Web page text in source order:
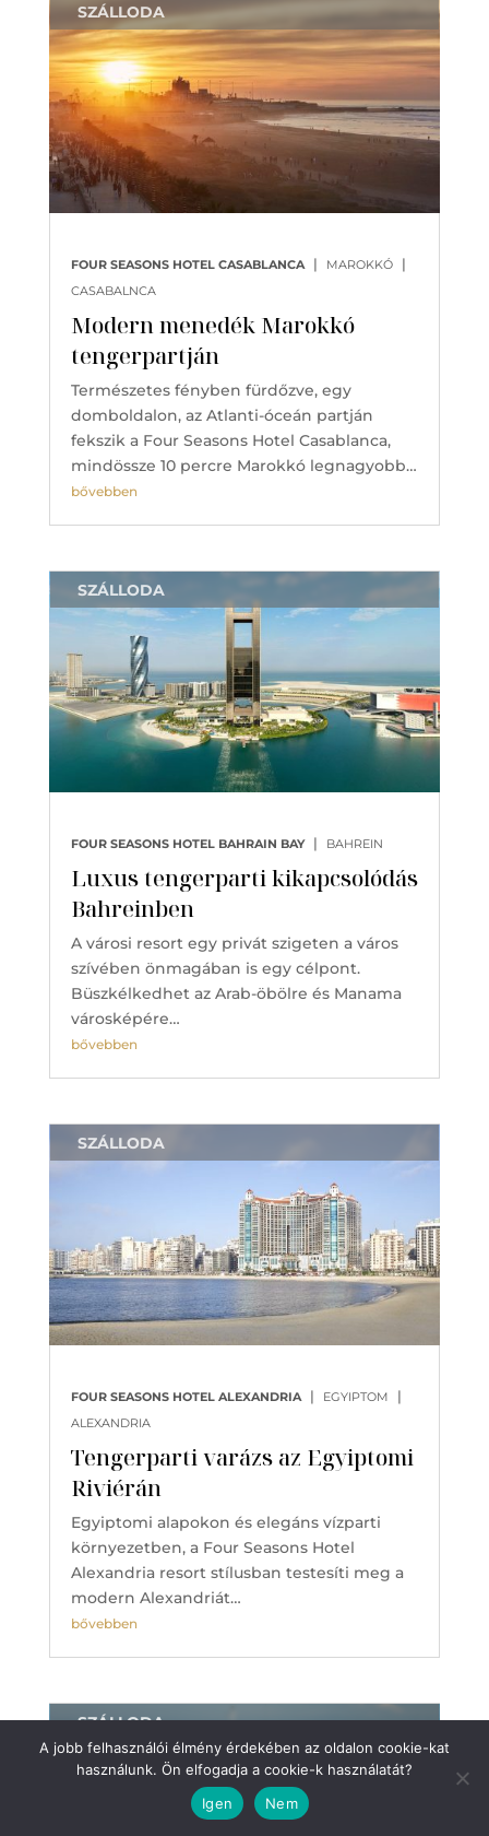
Modern menedék Marokkó
tengerpartján
FOUR SEASONS HOTEL CASABLANCA | MAROKKÓ |
CASABALNCA
SZÁLLODA
Természetes fényben fürdőzve, egy
domboldalon, az Atlanti-óceán partján
fekszik a Four Seasons Hotel Casablanca,
mindössze 10 percre Marokkó legnagyobb…
bővebben
Luxus tengerparti kikapcsolódás
Bahreinben
FOUR SEASONS HOTEL BAHRAIN BAY | BAHREIN
SZÁLLODA
A városi resort egy privát szigeten a város
szívében önmagában is egy célpont.
Büszkélkedhet az Arab-öbölre és Manama
városképére…
bővebben
Tengerparti varázs az Egyiptomi
Riviérán
FOUR SEASONS HOTEL ALEXANDRIA | EGYIPTOM |
ALEXANDRIA
SZÁLLODA
Egyiptomi alapokon és elegáns vízparti
környezetben, a Four Seasons Hotel
Alexandria resort stílusban testesíti meg a
modern Alexandriát…
bővebben
SZÁLLODA
A jobb felhasználói élmény érdekében az oldalon cookie-kat
használunk. Ön elfogadja a cookie-k használatát?
Igen
Nem